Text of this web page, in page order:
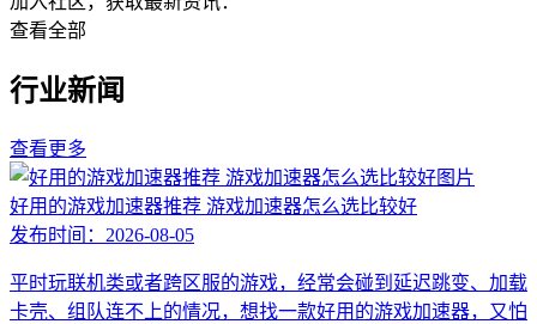
查看全部
行业新闻
查看更多
好用的游戏加速器推荐 游戏加速器怎么选比较好
发布时间： 2026-08-05
平时玩联机类或者跨区服的游戏，经常会碰到延迟跳变、加载
卡壳、组队连不上的情况，想找一款好用的游戏加速器，又怕